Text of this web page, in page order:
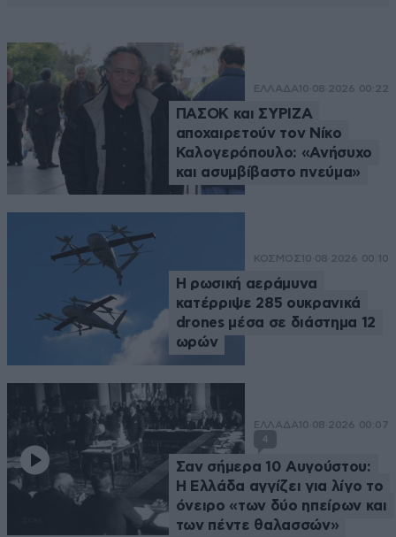
ΕΛΛΑΔΑ 10·08·2026 00:22
ΠΑΣΟΚ και ΣΥΡΙΖΑ
αποχαιρετούν τον Νίκο
Καλογερόπουλο: «Ανήσυχο
και ασυμβίβαστο πνεύμα»
ΚΟΣΜΟΣ 10·08·2026 00:10
Η ρωσική αεράμυνα
κατέρριψε 285 ουκρανικά
drones μέσα σε διάστημα 12
ωρών
ΕΛΛΑΔΑ 10·08·2026 00:07
4
Σαν σήμερα 10 Αυγούστου:
Η Ελλάδα αγγίζει για λίγο το
όνειρο «των δύο ηπείρων και
των πέντε θαλασσών»